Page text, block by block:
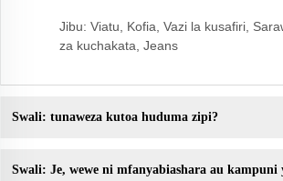
Jibu: Viatu, Kofia, Vazi la kusafiri,
za kuchakata, Jeans
Swali: tunaweza kutoa huduma zipi?
Swali: Je, wewe ni mfanyabiashara au kampuni